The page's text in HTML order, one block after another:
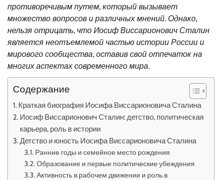
противоречивым путем, который вызывает
множество вопросов и различных мнений. Однако,
нельзя отрицать, что Иосиф Виссарионович Сталин
является неотъемлемой частью истории России и
мирового сообщества, оставив свой отпечаток на
многих аспектах современного мира.
Содержание
Краткая биография Иосифа Виссарионовича Сталина
Иосиф Виссарионович Сталин: детство, политическая
карьера, роль в истории
Детство и юность Иосифа Виссарионовича Сталина
Ранние годы и семейное место рождения
Образование и первые политические убеждения
Активность в рабочем движении и роль в